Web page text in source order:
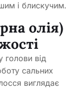
і блискучим.
олія)
голови від
сальних
виглядає